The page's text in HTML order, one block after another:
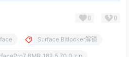
0 0
Surface Bitlocker解锁